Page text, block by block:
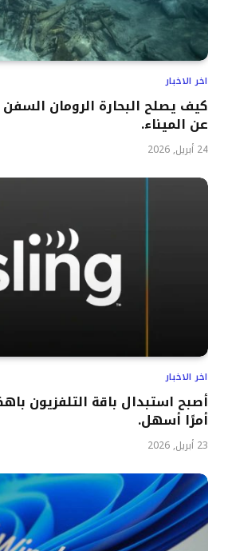
اخر الاخبار
كيف يصلح البحارة الرومان السفن
عن الميناء.
24 أبريل, 2026
اخر الاخبار
أصبح استبدال باقة التلفزيون
أمرًا أسهل.
23 أبريل, 2026